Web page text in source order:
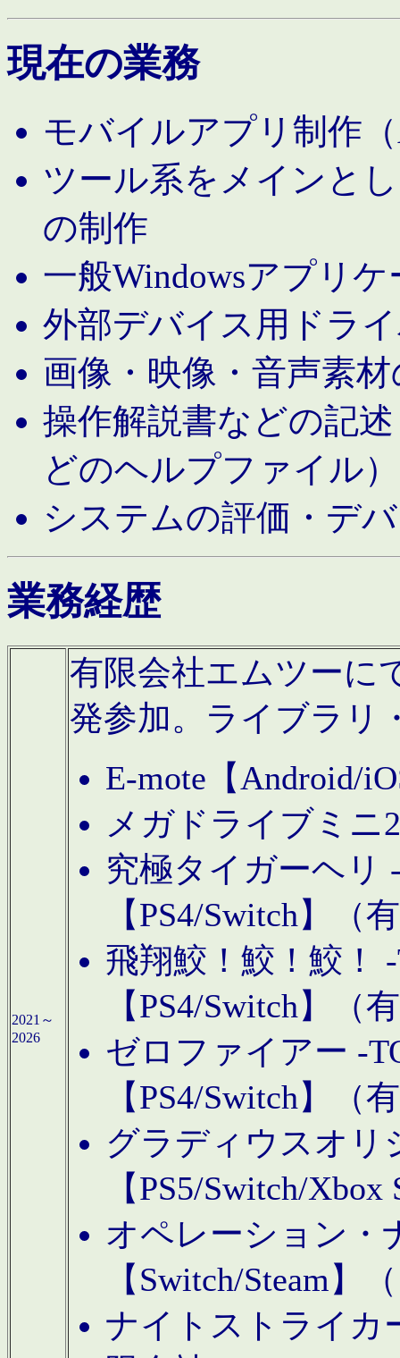
現在の業務
モバイルアプリ制作
ツール系をメインと
の制作
一般Windowsアプリ
外部デバイス用ドラ
画像・映像・音声素
操作解説書などの記
どのヘルプファイル）
システムの評価・デ
業務経歴
2021～
2026
有限会社エムツーに
発参加。ライブラリ
E-mote【Android/
メガドライブミニ
究極タイガーヘリ
【PS4/Switch】（
飛翔鮫！鮫！鮫！
【PS4/Switch】（
ゼロファイアー -
【PS4/Switch】（
グラディウスオリ
【PS5/Switch/
オペレーション・
【Switch/Steam】
ナイトストライカ